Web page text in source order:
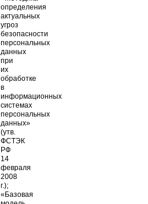
определения
актуальных
угроз
безопасности
персональных
данных
при
их
обработке
в
информационных
системах
персональных
данных»
(утв.
ФСТЭК
РФ
14
февраля
2008
г.);
«Базовая